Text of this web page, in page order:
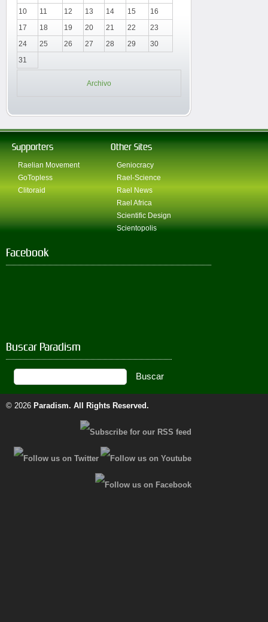
10
11 12 13 14 15
16
17
18 19 20 21 22
23
24
25 26 27 28 29
30
31
Archivo
Supporters
Raelian Movement
GoTopless
Clitoraid
Other Sites
Geniocracy
Rael-Science
Rael News
Rael Africa
Scientific Design
Scientopolis
Facebook
Buscar Paradism
© 2026 Paradism. All Rights Reserved.